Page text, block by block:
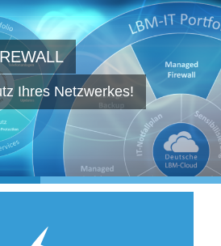
Ihres Netzwerkes!